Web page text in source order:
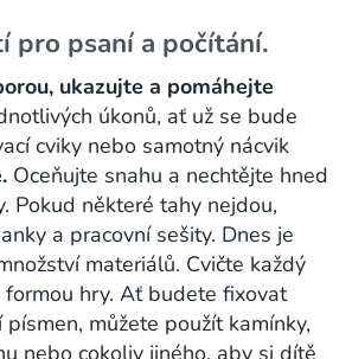
pro psaní a počítání.
ukazujte a pomáhejte
úkonů, ať už se bude
cviky nebo samotný nácvik
Oceňujte snahu a nechtějte hned
Pokud některé tahy nejdou,
a pracovní sešity. Dnes je
materiálů. Cvičte každý
hry. Ať budete fixovat
můžete použít kamínky,
nebo cokoliv jiného, aby si dítě